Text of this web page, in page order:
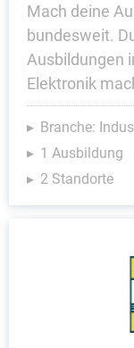
Mach deine
bundesweit.
Ausbildungen
Elektronik
Branche:
1 Ausbildung
2 Standorte